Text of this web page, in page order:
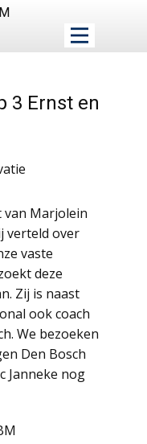
3 Ernst en
van Marjolein
verteld over
vaste
deze
Zij is naast
ook coach
We bezoeken
Den Bosch
Janneke nog